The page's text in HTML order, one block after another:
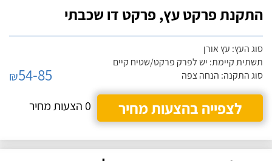
התקנת פרקט עץ, פרקט דו שכבתי
סוג העץ: עץ אורן
תשתית קיימת: יש לפרק פרקט/שטיח קיים
סוג התקנה: הנחה צפה
₪54-85
לצפייה בהצעות מחיר
0 הצעות מחיר